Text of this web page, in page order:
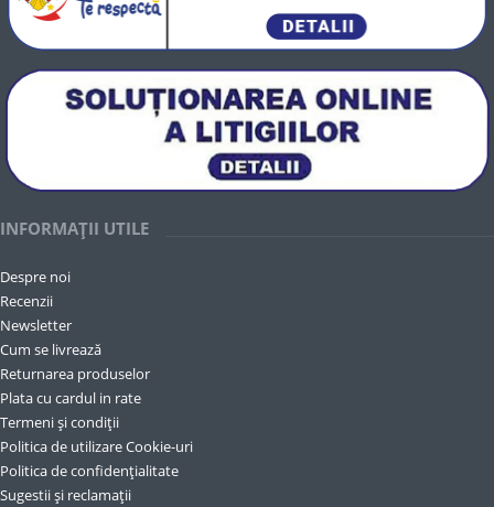
INFORMAȚII UTILE
Despre noi
Recenzii
Newsletter
Cum se livrează
Returnarea produselor
Plata cu cardul in rate
Termeni și condiții
Politica de utilizare Cookie-uri
Politica de confidențialitate
Sugestii și reclamații